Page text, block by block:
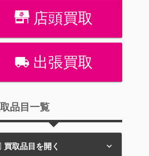
店頭買取
出張買取
品目一覧
買取品目を開く